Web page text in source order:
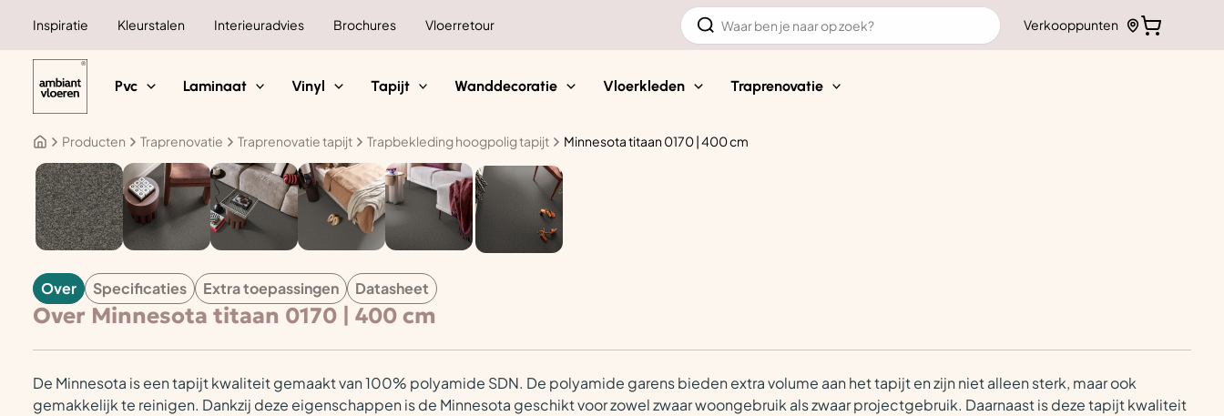
Inspiratie Kleurstalen Interieuradvies Brochures Vloerretour
Zoeken
naar:
Verkooppunten
Pvc Laminaat Vinyl Tapijt Wanddecoratie Vloerkleden Traprenovatie
Producten Traprenovatie Traprenovatie tapijt Trapbekleding hoogpolig tapijt Minnesota titaan 0170 | 400 cm
TAPIJT
Over Specificaties Extra toepassingen Datasheet
Over Minnesota titaan 0170 | 400 cm
De Minnesota is een tapijt kwaliteit gemaakt van 100% polyamide SDN. De polyamide garens bieden extra volume aan het tapijt en zijn niet alleen sterk, maar ook
gemakkelijk te reinigen. Dankzij deze eigenschappen is de Minnesota geschikt voor zowel zwaar woongebruik als zwaar projectgebruik. Daarnaast is deze tapijt kwaliteit